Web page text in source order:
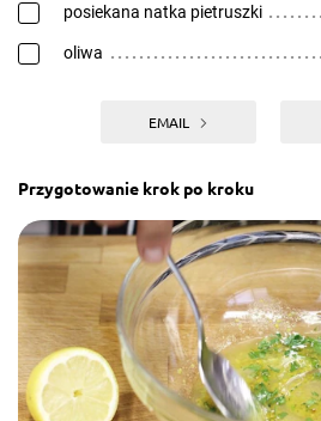
posiekana natka pietruszki
oliwa
EMAIL
Przygotowanie krok po kroku